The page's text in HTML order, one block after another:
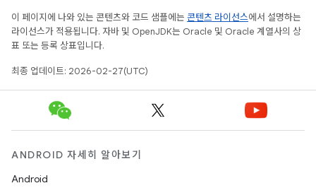
이 페이지에 나와 있는 콘텐츠와 코드 샘플에는 콘텐츠 라이선스에서 설명하는
라이선스가 적용됩니다. 자바 및 OpenJDK는 Oracle 및 Oracle 계열사의 상
표 또는 등록 상표입니다.
최종 업데이트: 2026-02-27(UTC)
ANDROID 자세히 알아보기
Android